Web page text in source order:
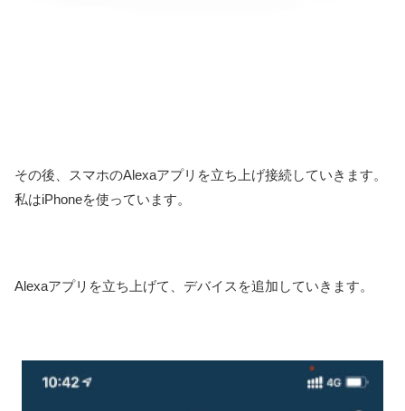
その後、スマホのAlexaアプリを立ち上げ接続していきます。
私はiPhoneを使っています。
Alexaアプリを立ち上げて、デバイスを追加していきます。